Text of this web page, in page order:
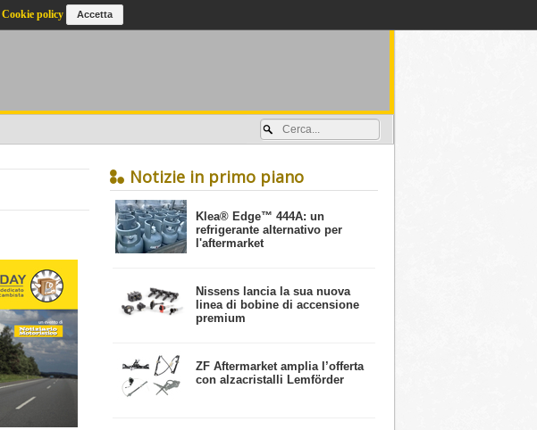
Notizie in primo piano
​Klea® Edge™ 444A: un
refrigerante alternativo per
l'aftermarket
Nissens lancia la sua nuova
linea di bobine di accensione
premium
ZF Aftermarket amplia l’offerta
con alzacristalli Lemförder
Cookie policy Accetta